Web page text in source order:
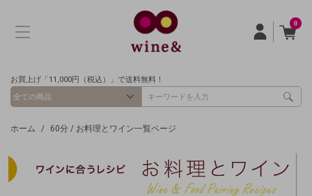
0
お買上げ「11,000円（税込）」で送料無料！
ホーム 60分 / お料理とワイン一覧ページ